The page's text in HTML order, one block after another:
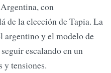
con
de la elección de Tapia. La
y el modelo de
escalando en un
y tensiones.